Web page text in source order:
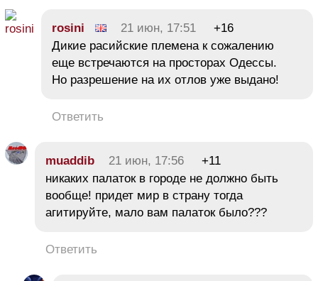
rosini 21 июн, 17:51
+16
Дикие расийские племена к сожалению
еще встречаются на просторах Одессы.
Но разрешение на их отлов уже выдано!
Ответить
muaddib 21 июн, 17:56
+11
никаких палаток в городе не должно быть
вообще! придет мир в страну тогда
агитируйте, мало вам палаток было???
Ответить